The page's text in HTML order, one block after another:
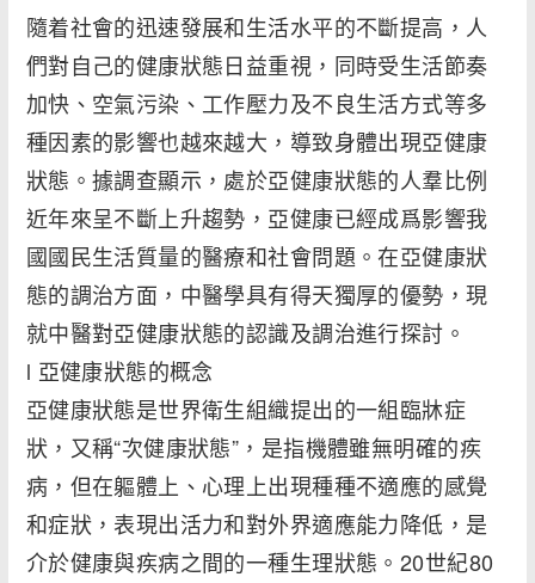
綜合
疾病
隨着社會的迅速發展和生活水平的不斷提高，人
們對自己的健康狀態日益重視，同時受生活節奏
加快、空氣污染、工作壓力及不良生活方式等多
種因素的影響也越來越大，導致身體出現亞健康
狀態。據調查顯示，處於亞健康狀態的人羣比例
近年來呈不斷上升趨勢，亞健康已經成爲影響我
國國民生活質量的醫療和社會問題。在亞健康狀
態的調治方面，中醫學具有得天獨厚的優勢，現
就中醫對亞健康狀態的認識及調治進行探討。
l 亞健康狀態的概念
亞健康狀態是世界衛生組織提出的一組臨牀症
狀，又稱“次健康狀態”，是指機體雖無明確的疾
病，但在軀體上、心理上出現種種不適應的感覺
和症狀，表現出活力和對外界適應能力降低，是
介於健康與疾病之間的一種生理狀態。20世紀80